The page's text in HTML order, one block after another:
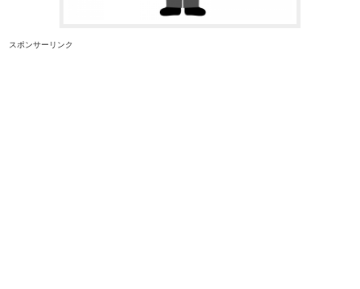
スポンサーリンク